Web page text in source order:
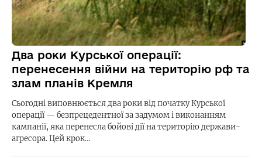
Два роки Курської операції:
перенесення війни на територію рф та
злам планів Кремля
Сьогодні виповнюється два роки від початку Курської
операції — безпрецедентної за задумом і виконанням
кампанії, яка перенесла бойові дії на територію держави-
агресора. Цей крок…